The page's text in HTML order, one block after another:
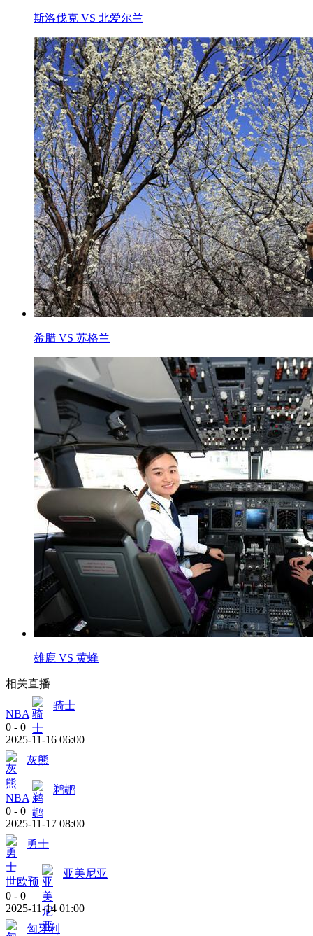
斯洛伐克 VS 北爱尔兰
希腊 VS 苏格兰
雄鹿 VS 黄蜂
相关直播
NBA
骑士
0 - 0
2025-11-16 06:00
灰熊
NBA
鹈鹕
0 - 0
2025-11-17 08:00
勇士
世欧预
亚美尼亚
0 - 0
2025-11-14 01:00
匈牙利